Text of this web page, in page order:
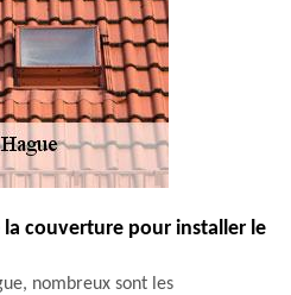
couverture pour installer le
nombreux sont les